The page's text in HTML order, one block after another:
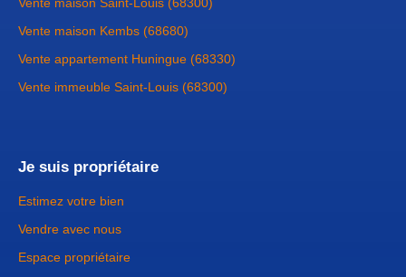
Vente maison Saint-Louis (68300)
Vente maison Kembs (68680)
Vente appartement Huningue (68330)
Vente immeuble Saint-Louis (68300)
Je suis propriétaire
Estimez votre bien
Vendre avec nous
Espace propriétaire